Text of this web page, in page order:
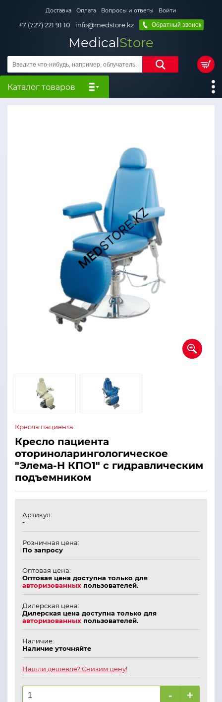
Доставка Оплата Вопросы и ответы Войти
+7 (727) 221 91 10 info@medstore.kz Обратный звонок
MedicalStore
Каталог товаров
Кресла пациента
Кресло пациента
оториноларингологическое
"Элема-Н КПО1" с гидравлическим
подъемником
Артикул:
-
Розничная цена:
По запросу
Оптовая цена:
Оптовая цена доступна только для
авторизованных пользователей.
Дилерская цена:
Дилерская цена доступна только для
авторизованных пользователей.
Наличие:
Наличие уточняйте
Нашли дешевле? Снизим цену!
- +